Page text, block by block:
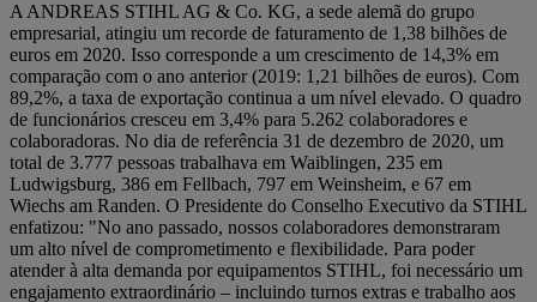
A ANDREAS STIHL AG & Co. KG, a sede alemã do grupo
empresarial, atingiu um recorde de faturamento de 1,38 bilhões de
euros em 2020. Isso corresponde a um crescimento de 14,3% em
comparação com o ano anterior (2019: 1,21 bilhões de euros). Com
89,2%, a taxa de exportação continua a um nível elevado. O quadro
de funcionários cresceu em 3,4% para 5.262 colaboradores e
colaboradoras. No dia de referência 31 de dezembro de 2020, um
total de 3.777 pessoas trabalhava em Waiblingen, 235 em
Ludwigsburg, 386 em Fellbach, 797 em Weinsheim, e 67 em
Wiechs am Randen. O Presidente do Conselho Executivo da STIHL
enfatizou: "No ano passado, nossos colaboradores demonstraram
um alto nível de comprometimento e flexibilidade. Para poder
atender à alta demanda por equipamentos STIHL, foi necessário um
engajamento extraordinário – incluindo turnos extras e trabalho aos